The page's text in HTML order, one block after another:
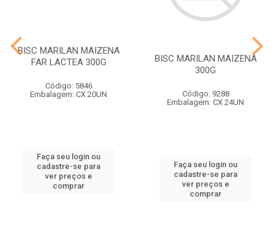
BISC MARILAN MAIZENA
FAR LACTEA 300G
Código: 5846
Embalagem: CX 20UN
Faça seu login ou
cadastre-se para
ver preços e
comprar
BISC MARILAN MAIZENA
300G
Código: 9288
Embalagem: CX 24UN
Faça seu login ou
cadastre-se para
ver preços e
comprar